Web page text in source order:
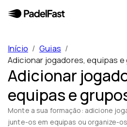
Início / Guias /
Adicionar jogadores, equipas
Adicionar
equipas e
Monte a sua formação: adicione
junte-os em equipas ou organize-